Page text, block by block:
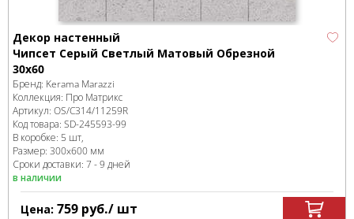
Декор настенный
Чипсет Серый Светлый Матовый Обрезной
30х60
Бренд: Kerama Marazzi
Коллекция: Про Матрикс
Артикул: OS/C314/11259R
Код товара: SD-245593-99
В коробке: 5 шт,
Размер: 300x600 мм
Сроки доставки: 7 - 9 дней
в наличии
Цена: 759 руб./ шт